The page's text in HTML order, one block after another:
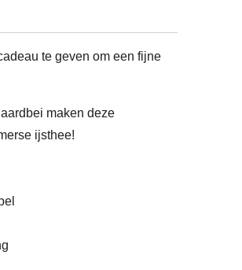
te geven om een fijne
maken deze
ijsthee!